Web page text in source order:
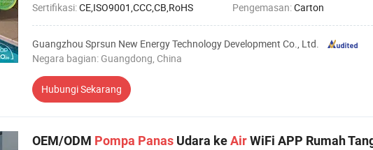
Sertifikasi:CE,ISO9001,CCC,CB,RoHS Pengemasan:Carton
Guangzhou Sprsun New Energy Technology Development Co., Ltd.
Negara bagian: Guangdong, China
Hubungi Sekarang
OEM/ODM Pompa Panas Udara keAirWiFi APP Rumah